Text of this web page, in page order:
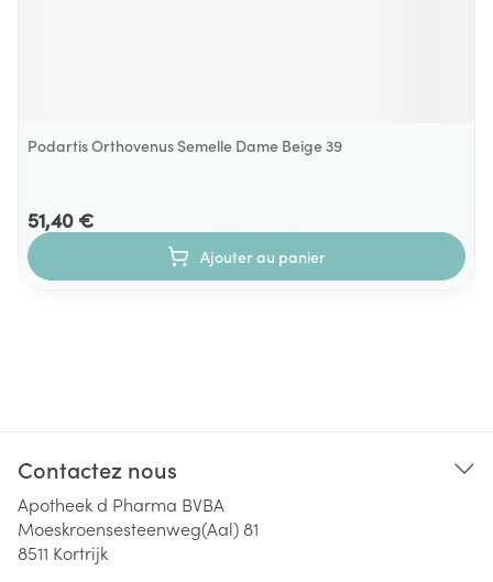
Podartis Orthovenus Semelle Dame Beige 39
51,40 €
Ajouter au panier
Contactez nous
Apotheek d Pharma BVBA
Moeskroensesteenweg(Aal) 81
8511 Kortrijk